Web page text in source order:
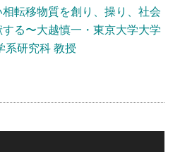
相転移物質を創り、操り、社会
する〜大越慎一・東京大学大学
系研究科 教授